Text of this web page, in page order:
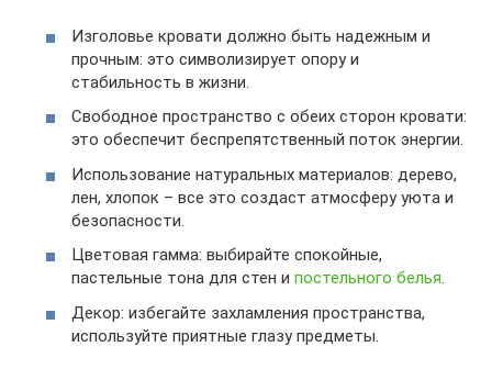
Изголовье кровати должно быть надежным и
прочным: это символизирует опору и
стабильность в жизни.
Свободное пространство с обеих сторон кровати:
это обеспечит беспрепятственный поток энергии.
Использование натуральных материалов: дерево,
лен, хлопок – все это создаст атмосферу уюта и
безопасности.
Цветовая гамма: выбирайте спокойные,
пастельные тона для стен и постельного белья.
Декор: избегайте захламления пространства,
используйте приятные глазу предметы.